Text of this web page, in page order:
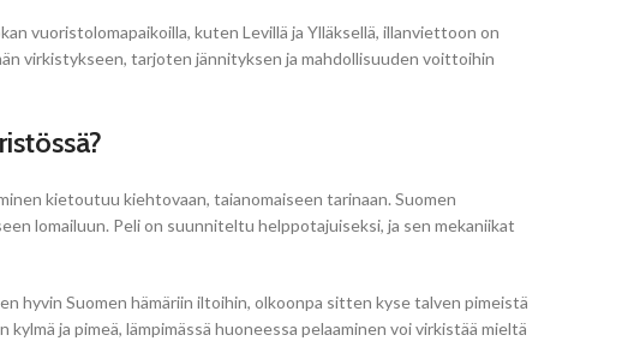
vuoristolomapaikoilla, kuten Levillä ja Ylläksellä, illanviettoon on
virkistykseen, tarjoten jännityksen ja mahdollisuuden voittoihin
kietoutuu kiehtovaan, taianomaiseen tarinaan. Suomen
lomailuun. Peli on suunniteltu helppotajuiseksi, ja sen mekaniikat
hyvin Suomen hämäriin iltoihin, olkoonpa sitten kyse talven pimeistä
ja pimeä, lämpimässä huoneessa pelaaminen voi virkistää mieltä